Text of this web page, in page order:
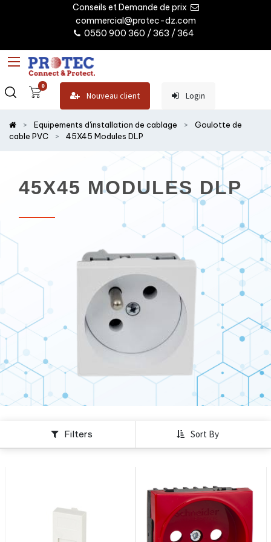
Conseils et Demande de prix
commercial@protec-dz.com
0550 900 360 / 363 / 364
0
Nouveau client Login
Equipements d'installation de cablage
Goulotte de
cable PVC
45X45 Modules DLP
45X45 MODULES DLP
Filters Sort By